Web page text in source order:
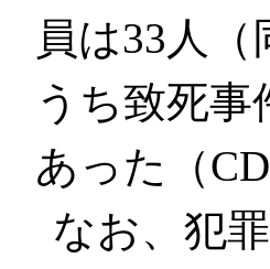
員は33人
うち致死事
あった（
なお、犯